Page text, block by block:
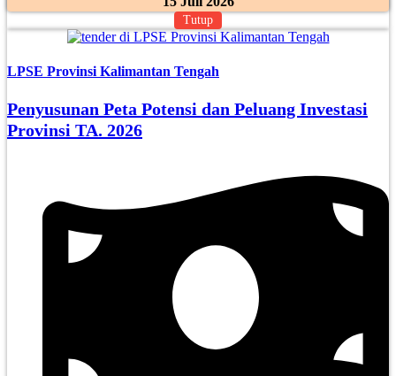
Tutup
LPSE Provinsi Kalimantan Tengah
Penyusunan Peta Potensi dan Peluang Investasi
Provinsi TA. 2026